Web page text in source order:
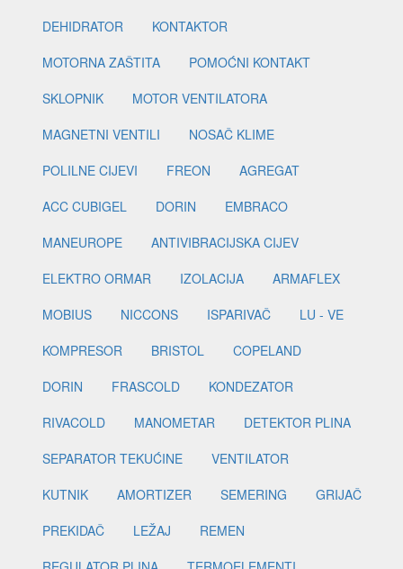
DEHIDRATOR
KONTAKTOR
MOTORNA ZAŠTITA
POMOĆNI KONTAKT
SKLOPNIK
MOTOR VENTILATORA
MAGNETNI VENTILI
NOSAČ KLIME
POLILNE CIJEVI
FREON
AGREGAT
ACC CUBIGEL
DORIN
EMBRACO
MANEUROPE
ANTIVIBRACIJSKA CIJEV
ELEKTRO ORMAR
IZOLACIJA
ARMAFLEX
MOBIUS
NICCONS ISPARIVAČ
LU - VE
KOMPRESOR
BRISTOL
COPELAND
DORIN
FRASCOLD
KONDEZATOR
RIVACOLD
MANOMETAR
DETEKTOR PLINA
SEPARATOR TEKUĆINE
VENTILATOR
KUTNIK
AMORTIZER SEMERING
GRIJAČ
PREKIDAČ
LEŽAJ
REMEN